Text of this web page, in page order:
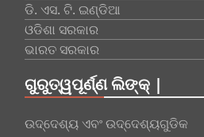
ଡି. ଏସ. ଟି. ଇଣ୍ଡିଆ
ଓଡିଶା ସରକାର
ଭାରତ ସରକାର
ଗୁରୁତ୍ୱପୂର୍ଣ୍ଣ ଲିଙ୍କ୍ |
ଉଦ୍ଦେଶ୍ୟ ଏବଂ ଉଦ୍ଦେଶ୍ୟଗୁଡିକ